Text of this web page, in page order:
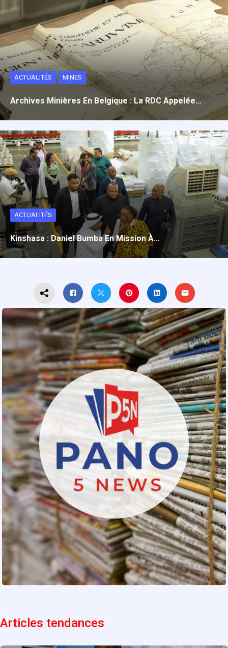
ACTUALITÉS MINES
Archives Minières En Belgique : La RDC Appelée…
ACTUALITÉS
Kinshasa : Daniel Bumba En Mission À…
Articles tendances